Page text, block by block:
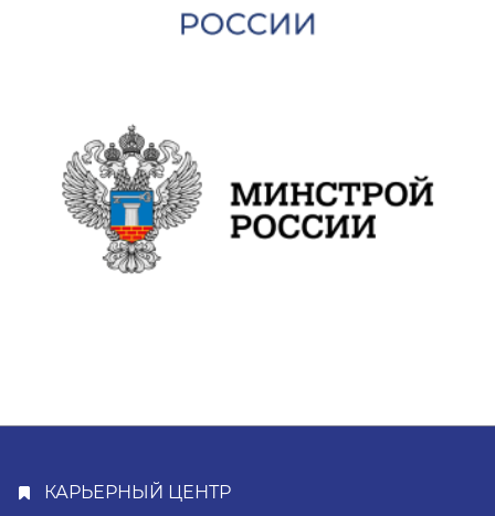
КАРЬЕРНЫЙ ЦЕНТР